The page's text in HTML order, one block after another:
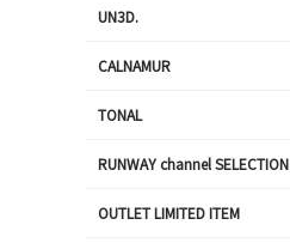
UN3D.
CALNAMUR
TONAL
RUNWAY channel SELECTION
OUTLET LIMITED ITEM